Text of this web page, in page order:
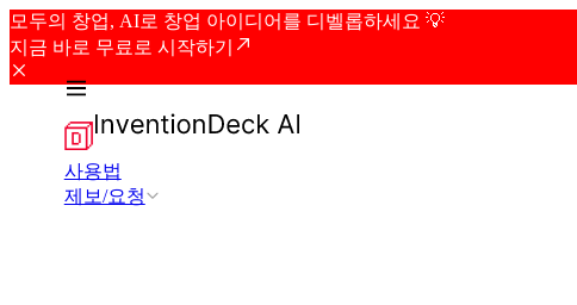
모두의 창업, AI로 창업 아이디어를 디벨롭하세요 💡
지금 바로 무료로 시작하기
사용법
제보/요청